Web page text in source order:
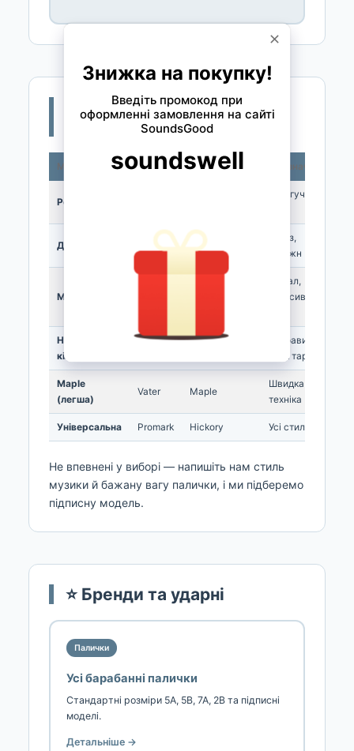
📊 Порівняння популярних
моделей
Модель Бренд Матеріал Призначення
Рок (hickory)
Рок, гучна
Джаз/фьюжн Vic Firth Hickory/maple
Джаз,
фьюжн
Метал (oak)
Метал,
агресивна
Нейлоновий
кінчик
Яскравий
звук тарілок
Maple
(легша)
Vater Maple
Швидка
техніка
Універсальна Promark Hickory Усі стилі
Не впевнені у виборі — напишіть нам стиль
музики й бажану вагу палички, і ми підберемо
підписну модель.
⭐ Бренди та ударні
Палички
Усі барабанні палички
Стандартні розміри 5A, 5B, 7A, 2B та підписні
моделі.
Детальніше →